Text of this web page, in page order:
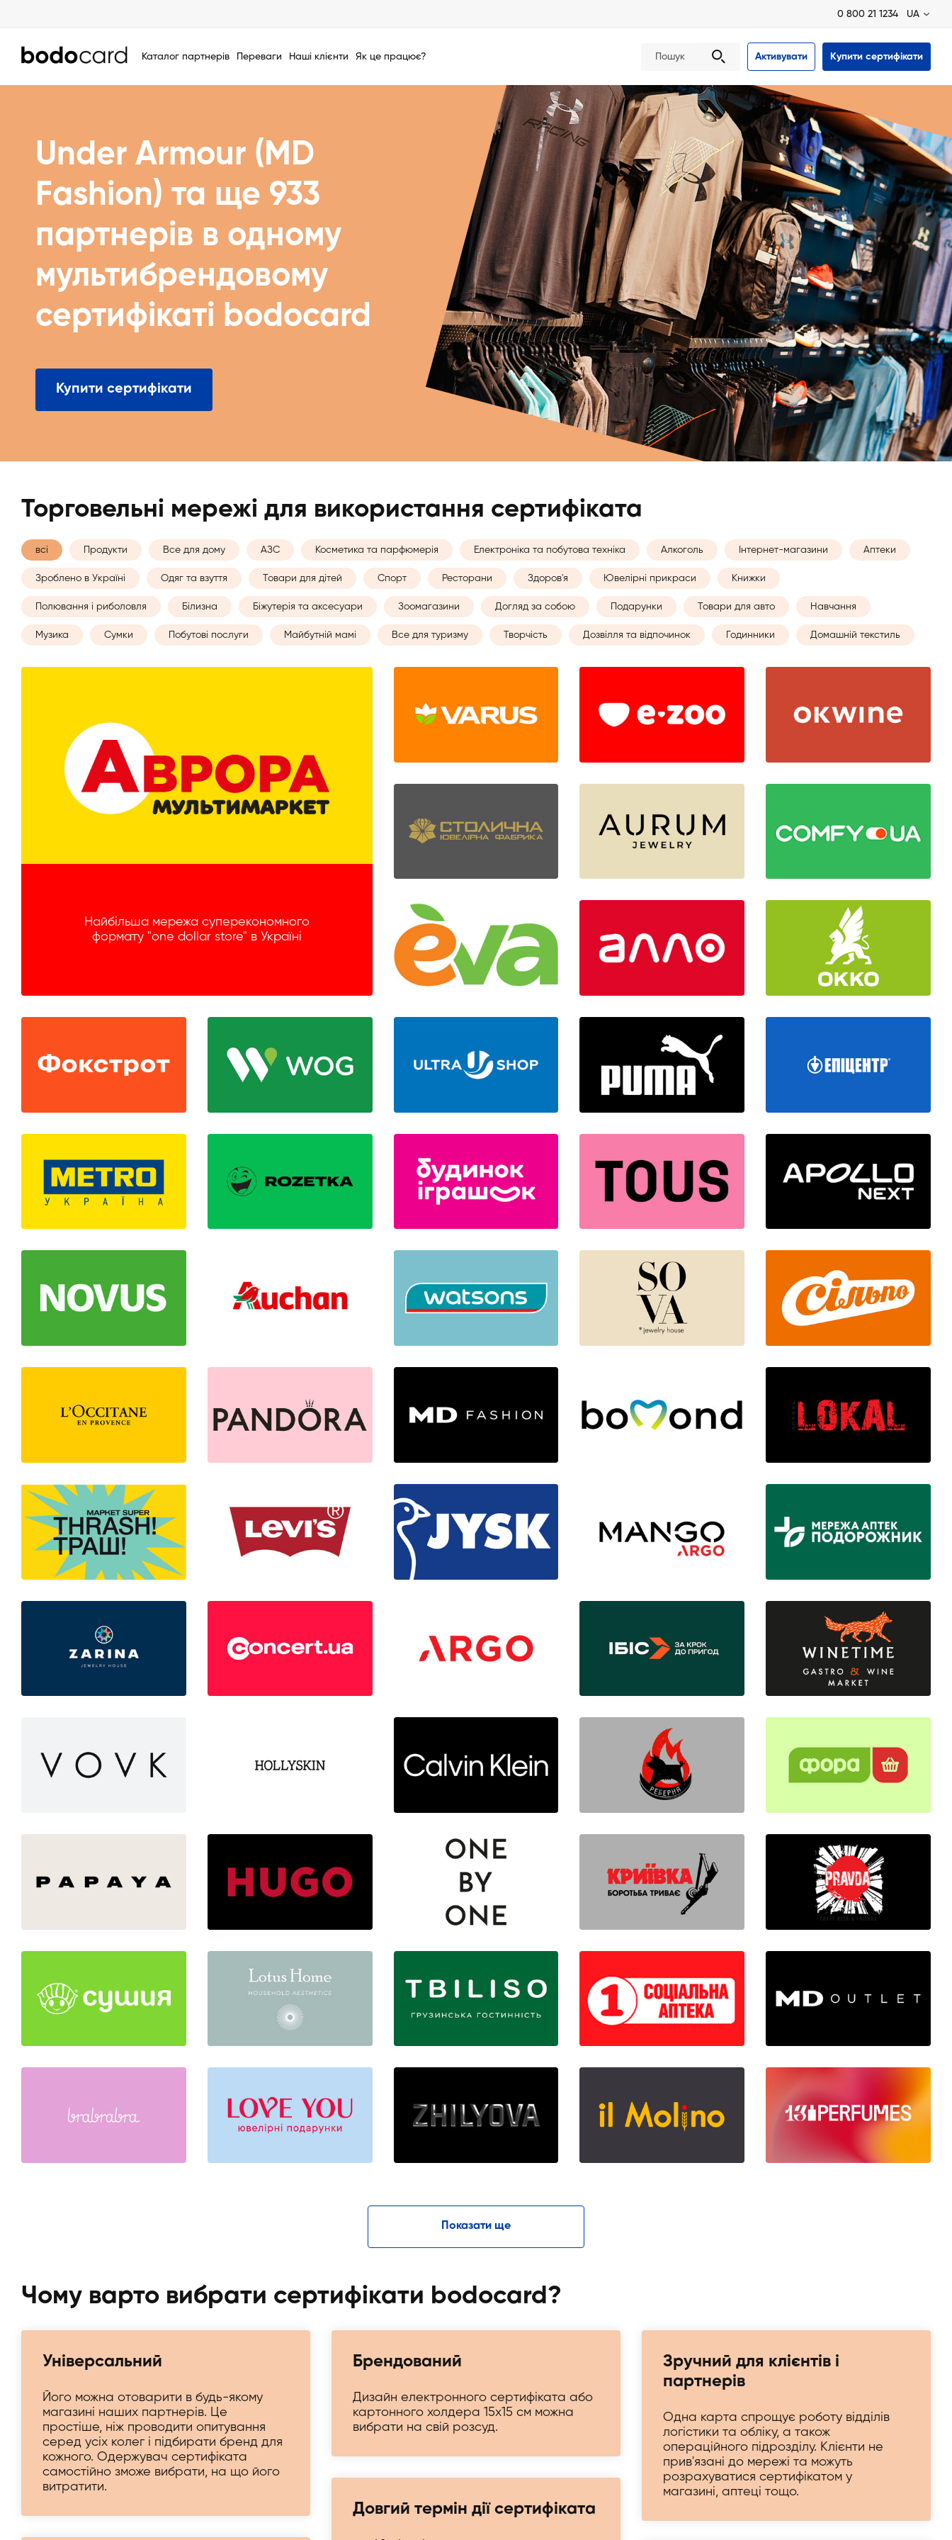
0 800 21 1234 UA
Каталог партнерів Переваги Наші клієнти Як це працює? Активувати Купити сертифікати
Under Armour (MD
Fashion) та ще 933
партнерів в одному
мультибрендовому
сертифікаті bodocard
Купити сертифікати
Торговельні мережі для використання сертифіката
всі Продукти Все для дому АЗС Косметика та парфюмерія Електроніка та побутова техніка Алкоголь Інтернет-магазини Аптеки
Зроблено в Україні Одяг та взуття Товари для дітей Спорт Ресторани Здоров'я Ювелірні прикраси Книжки
Полювання і риболовля Білизна Біжутерія та аксесуари Зоомагазини Догляд за собою Подарунки Товари для авто Навчання
Музика Сумки Побутові послуги Майбутній мамі Все для туризму Творчість Дозвілля та відпочинок Годинники Домашній текстиль
Найбільша мережа суперекономного
формату "one dollar store" в Україні
Показати ще
Чому варто вибрати сертифікати bodocard?
Універсальний
Його можна отоварити в будь-якому
магазині наших партнерів. Це
простіше, ніж проводити опитування
серед усіх колег і підбирати бренд для
кожного. Одержувач сертифіката
самостійно зможе вибрати, на що його
витратити.
Брендований
Дизайн електронного сертифіката або
картонного холдера 15х15 см можна
вибрати на свій розсуд.
Довгий термін дії сертифіката
Зручний для клієнтів і
партнерів
Одна карта спрощує роботу відділів
логістики та обліку, а також
операційного підрозділу. Клієнти не
прив'язані до мережі та можуть
розрахуватися сертифікатом у
магазині, аптеці тощо.